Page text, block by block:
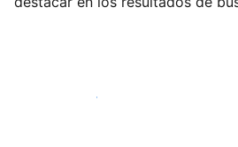
Empieza hoy mismo